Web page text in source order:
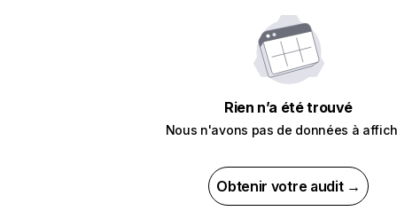
Rien n’a été trouvé
Nous n'avons pas de données à
Obtenir votre audit →